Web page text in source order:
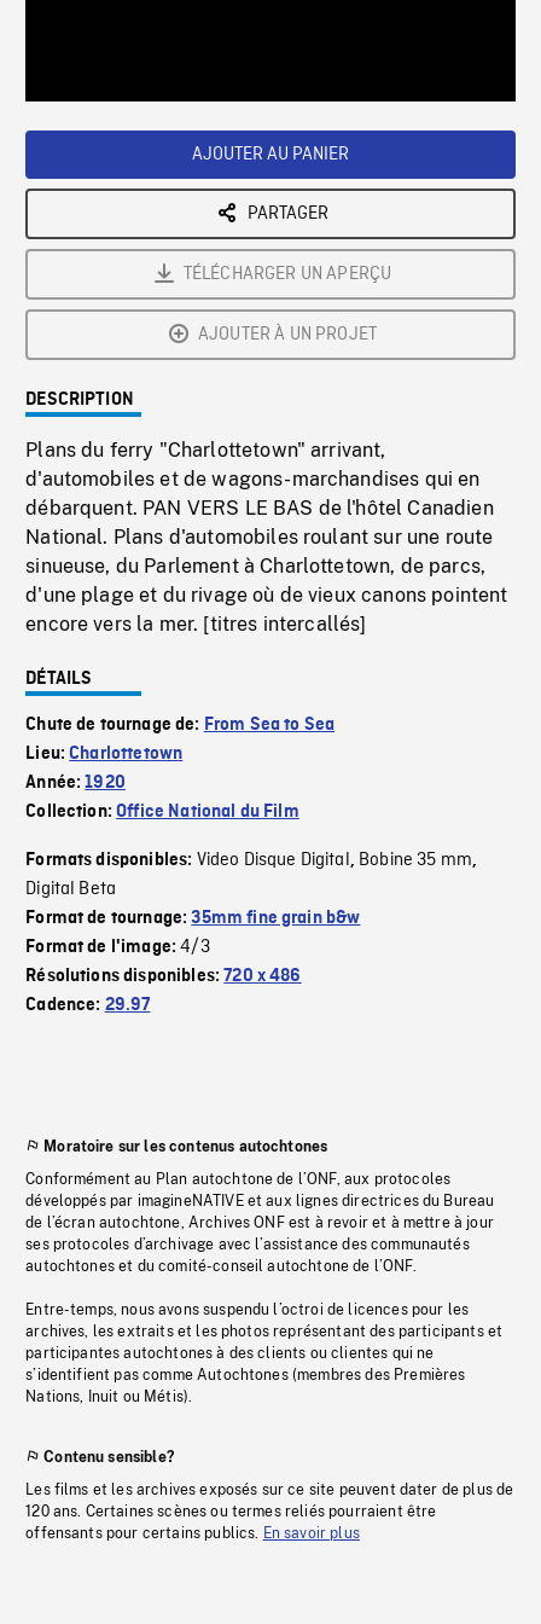
AJOUTER AU PANIER
PARTAGER
TÉLÉCHARGER UN APERÇU
AJOUTER À UN PROJET
DESCRIPTION
Plans du ferry "Charlottetown" arrivant,
d'automobiles et de wagons-marchandises qui en
débarquent. PAN VERS LE BAS de l'hôtel Canadien
National. Plans d'automobiles roulant sur une route
sinueuse, du Parlement à Charlottetown, de parcs,
d'une plage et du rivage où de vieux canons pointent
encore vers la mer. [titres intercallés]
DÉTAILS
Chute de tournage de: From Sea to Sea
Lieu:Charlottetown
Année:1920
Collection:Office National du Film
Formats disponibles: Video Disque Digital, Bobine 35 mm,
Digital Beta
Format de tournage:35mm fine grain b&w
Format de l'image:4/3
Résolutions disponibles:720 x 486
Cadence: 29.97
Moratoire sur les contenus autochtones
Conformément au Plan autochtone de l’ONF, aux protocoles
développés par imagineNATIVE et aux lignes directrices du Bureau
de l’écran autochtone, Archives ONF est à revoir et à mettre à jour
ses protocoles d’archivage avec l’assistance des communautés
autochtones et du comité-conseil autochtone de l’ONF.
Entre-temps, nous avons suspendu l’octroi de licences pour les
archives, les extraits et les photos représentant des participants et
participantes autochtones à des clients ou clientes qui ne
s’identifient pas comme Autochtones (membres des Premières
Nations, Inuit ou Métis).
Contenu sensible?
Les films et les archives exposés sur ce site peuvent dater de plus de
120 ans. Certaines scènes ou termes reliés pourraient être
offensants pour certains publics. En savoir plus